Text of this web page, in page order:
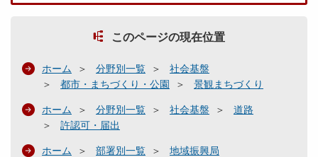
このページの現在位置
ホーム 分野別一覧
社会基盤
都市・まちづくり・公園
景観まちづくり
ホーム 分野別一覧 社会基盤
道路
許認可・届出
ホーム 部署別一覧
地域振興局